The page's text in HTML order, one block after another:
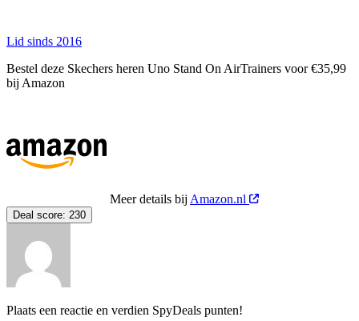
Lid sinds 2016
Bestel deze Skechers heren Uno Stand On AirTrainers voor €35,99
bij Amazon
Meer details bij Amazon.nl
Deal score: 230
Plaats een reactie en verdien SpyDeals punten!